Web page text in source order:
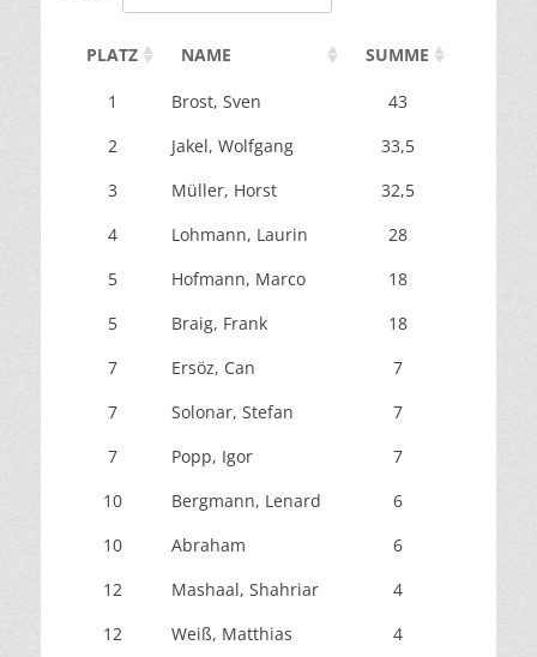
PLATZ NAME SUMME
1 Brost, Sven 43
2
Jakel, Wolfgang 33,5
3
Müller, Horst 32,5
4
Lohmann, Laurin
28
5
Hofmann, Marco 18
5
Braig, Frank
18
7
Ersöz, Can
7
7
Solonar, Stefan
7
7
Popp, Igor
7
10
Bergmann, Lenard
6
10
Abraham
6
12
Mashaal, Shahriar
4
12
Weiß, Matthias
4